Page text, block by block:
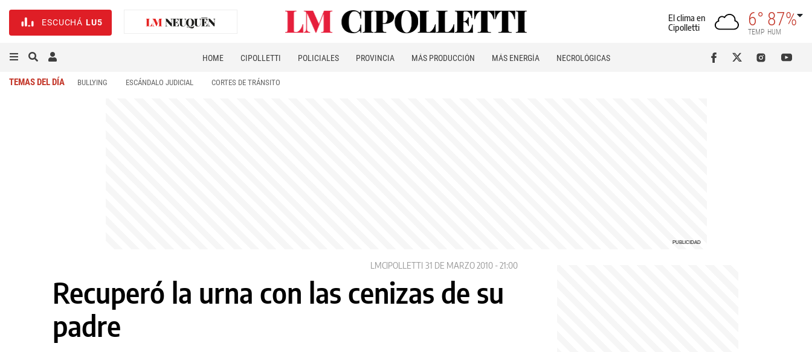
ESCUCHÁ LU5
El clima en
Cipolletti
6°
TEMP
87%
HUM
HOME CIPOLLETTI POLICIALES PROVINCIA MÁS PRODUCCIÓN MÁS ENERGÍA NECROLÓGICAS
TEMAS DEL DÍA BULLYING ESCÁNDALO JUDICIAL CORTES DE TRÁNSITO
LMCIPOLLETTI 31 DE MARZO 2010 - 21:00
Recuperó la urna con las cenizas de su
padre